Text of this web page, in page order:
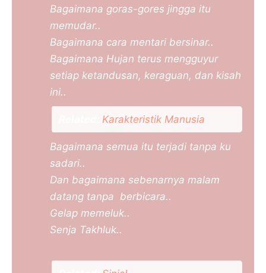
Bagaimana goras-gores jingga itu
memudar..
Bagaimana cara mentari bersinar..
Bagaimana Hujan terus mengguyur
setiap ketandusan, keraguan, dan kisah
ini..
Karakteristik Manusia
Bagaimana semua itu terjadi tanpa ku
sadari..
Dan bagaimana sebenarnya malam
datang tanpa berbicara..
Gelap memeluk..
Senja Takhluk..